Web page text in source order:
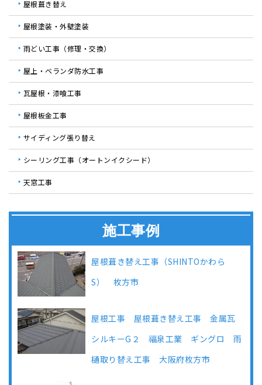
屋根葺き替え
屋根塗装・外壁塗装
雨どい工事（修理・交換）
屋上・ベランダ防水工事
瓦屋根・漆喰工事
屋根板金工事
サイディング張り替え
シーリング工事（オートンイクシード）
天窓工事
施工事例
屋根葺き替え工事（SHINTOかわら
S） 枚方市
屋根工事 屋根葺き替え工事 金属瓦
シルキーG２ 福泉工業 ギングロ 雨
樋取り替え工事 大阪府枚方市